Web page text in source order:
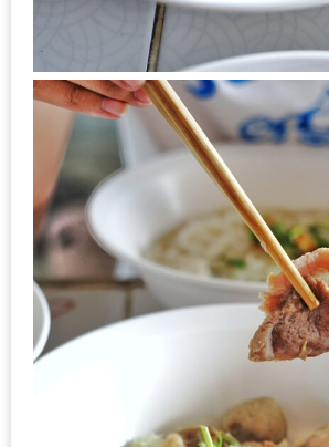
อ้วน
ชวน
คุย
เป็น
ส่วน